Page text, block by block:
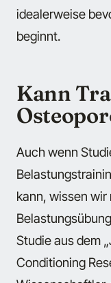
idealerweise
beginnt.
Kann
Auch wenn
kann, wissen
Studie aus dem
Conditioning